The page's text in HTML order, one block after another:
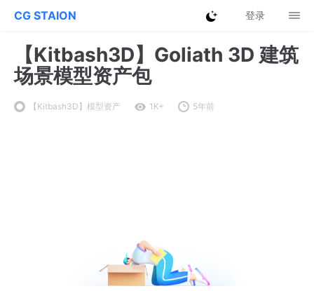
CG STAION 登录
【Kitbash3D】Goliath 3D 建筑
场景模型资产包
【Kitbash3D】模型资产 1K+ 5年前